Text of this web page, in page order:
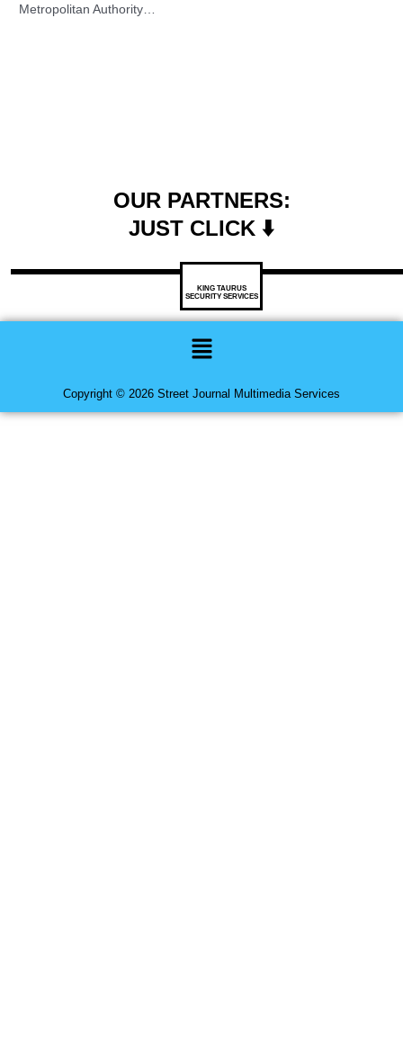
Metropolitan Authority…
OUR PARTNERS:
JUST CLICK ⬇️
KING TAURUS
SECURITY SERVICES
Menu
Copyright © 2026 Street Journal Multimedia Services